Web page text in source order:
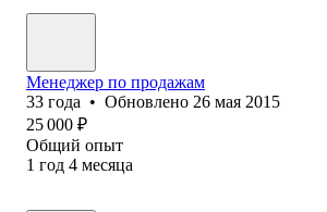
Менеджер по продажам
33 года • Обновлено 26 мая 2015
25 000 ₽
Общий опыт
1 год 4 месяца